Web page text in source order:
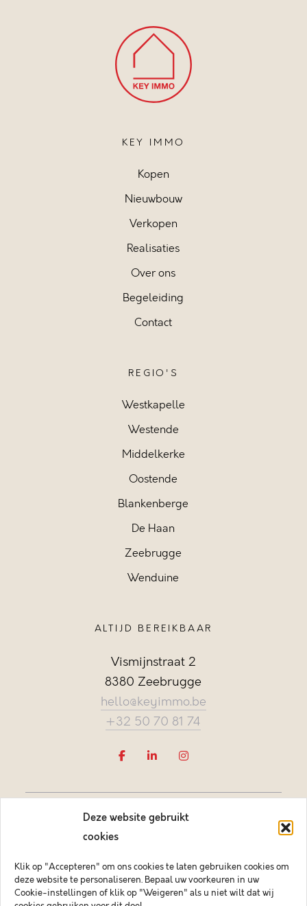
Deze website gebruikt
cookies
Klik op "Accepteren" om ons cookies te laten gebruiken cookies om
deze website te personaliseren. Bepaal uw voorkeuren in uw
Cookie-instellingen of klik op "Weigeren" als u niet wilt dat wij
KEY IMMO
Kopen
Nieuwbouw
Verkopen
Realisaties
Over ons
Begeleiding
Contact
REGIO'S
Westkapelle
Westende
Middelkerke
Oostende
Blankenberge
De Haan
Zeebrugge
Wenduine
ALTIJD BEREIKBAAR
Vismijnstraat 2
8380 Zeebrugge
hello@keyimmo.be
+32 50 70 81 74
Vastgoedmakelaar-bemiddelaar BIV België BIV 505084